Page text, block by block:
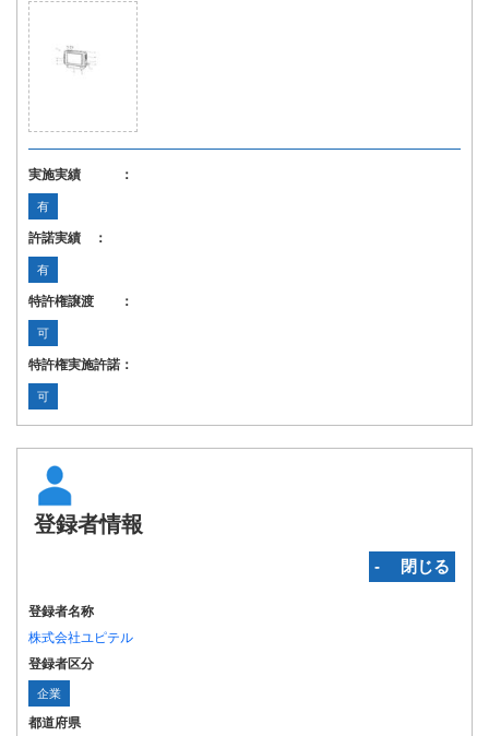
実施実績 ：
有
許諾実績 ：
有
特許権譲渡 ：
可
特許権実施許諾：
可
登録者情報
‐ 閉じる
登録者名称
株式会社ユピテル
登録者区分
企業
都道府県